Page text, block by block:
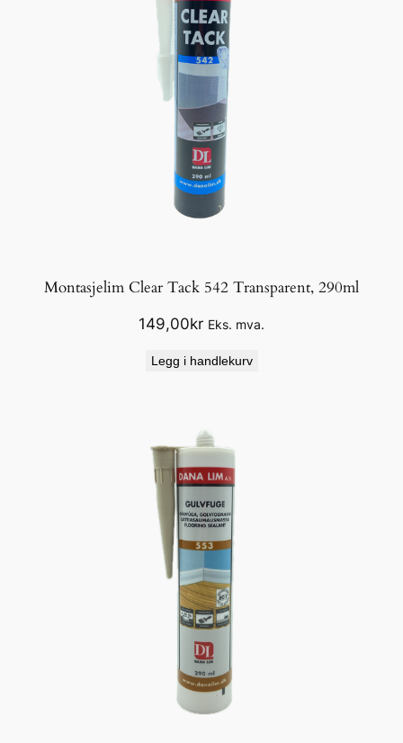
Montasjelim Clear Tack 542 Transparent, 290ml
149,00kr Eks. mva.
Legg i handlekurv